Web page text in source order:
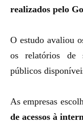
realizados pelo
O estudo avaliou
os relatórios de
públicos
As empresas
de acessos à